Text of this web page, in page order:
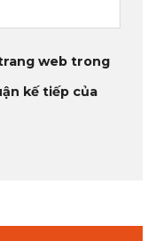
web trong
kế tiếp của